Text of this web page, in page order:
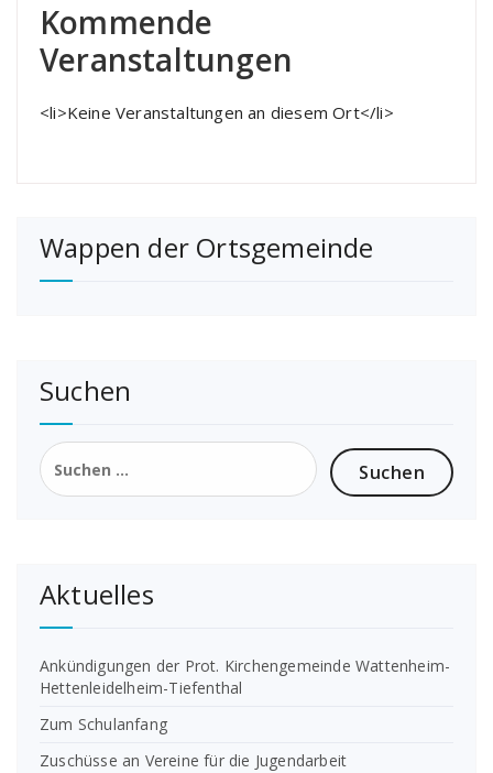
Kommende
Veranstaltungen
<li>Keine Veranstaltungen an diesem Ort</li>
Wappen der Ortsgemeinde
Suchen
Suchen
nach:
Aktuelles
Ankündigungen der Prot. Kirchengemeinde Wattenheim-
Hettenleidelheim-Tiefenthal
Zum Schulanfang
Zuschüsse an Vereine für die Jugendarbeit